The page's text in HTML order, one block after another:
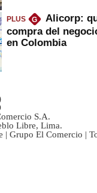
PLUS G
Alicorp:
compra del
en Colombia
S.A.
Libre, Lima.
Grupo El Comercio |